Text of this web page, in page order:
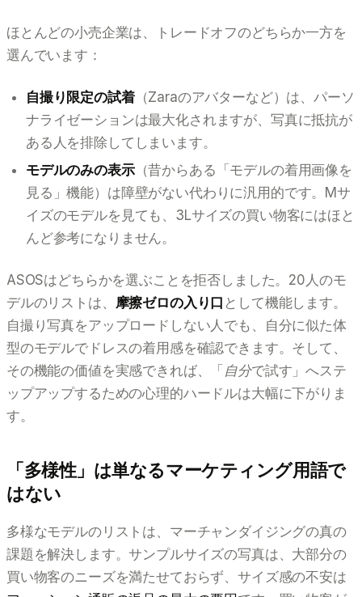
ほとんどの小売企業は、トレードオフのどちらか一方を
選んでいます：
自撮り限定の試着（Zaraのアバターなど）は、パーソ
ナライゼーションは最大化されますが、写真に抵抗が
ある人を排除してしまいます。
モデルのみの表示（昔からある「モデルの着用画像を
見る」機能）は障壁がない代わりに汎用的です。Mサ
イズのモデルを見ても、3Lサイズの買い物客にはほと
んど参考になりません。
ASOSはどちらかを選ぶことを拒否しました。20人のモ
デルのリストは、 摩擦ゼロの入り口 として機能します。
自撮り写真をアップロードしない人でも、自分に似た体
型のモデルでドレスの着用感を確認できます。そして、
その機能の価値を実感できれば、「自分で試す」へステ
ップアップするための心理的ハードルは大幅に下がりま
す。
「多様性」は単なるマーケティング用語で
はない
多様なモデルのリストは、マーチャンダイジングの真の
課題を解決します。サンプルサイズの写真は、大部分の
買い物客のニーズを満たせておらず、サイズ感の不安は